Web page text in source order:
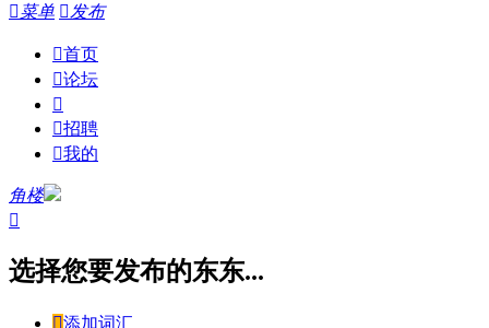
菜单 发布
首页
论坛

招聘
我的
角楼

选择您要发布的东东...
添加词汇